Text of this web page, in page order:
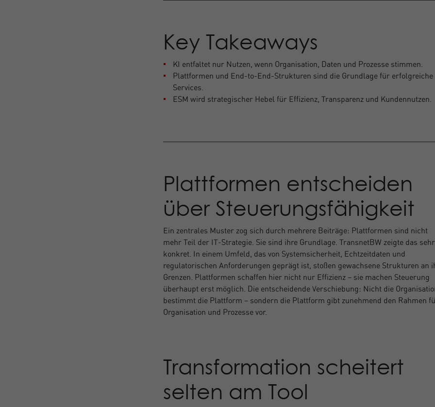
Key Takeaways
KI entfaltet nur Nutzen, wenn Organisation, Daten und Prozesse stimmen.
Plattformen und End-to-End-Strukturen sind die Grundlage für erfolgreiche
Services.
ESM wird strategischer Hebel für Effizienz, Transparenz und Kundennutzen.
Plattformen entscheiden
über Steuerungsfähigkeit
Ein zentrales Muster zog sich durch mehrere Beiträge: Plattformen sind nicht
mehr Teil der IT-Strategie. Sie sind ihre Grundlage. TransnetBW zeigte das sehr
konkret. In einem Umfeld, das von Systemsicherheit, Echtzeitdaten und
regulatorischen Anforderungen geprägt ist, stoßen gewachsene Strukturen an
Grenzen. Plattformen schaffen hier nicht nur Effizienz – sie machen Steuerung
überhaupt erst möglich. Die entscheidende Verschiebung: Nicht die
bestimmt die Plattform – sondern die Plattform gibt zunehmend den Rahmen
Organisation und Prozesse vor.
Transformation scheitert
selten am Tool